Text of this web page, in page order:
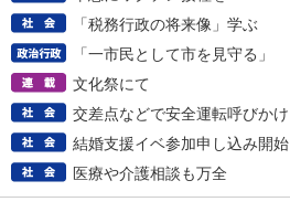
「税務行政の将来像」学ぶ
「一市民として市を見守る」
文化祭にて
交差点などで安全運転呼びかけ
結婚支援イベ参加申し込み開始
医療や介護相談も万全